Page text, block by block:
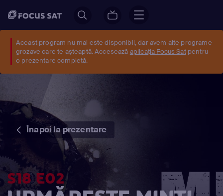
Aceast program nu mai este disponibil, dar avem alte programe
grozave care te așteaptă. Accesează aplicația Focus Satpentru
o prezentare completă.
Înapoi la prezentare
S18 E02